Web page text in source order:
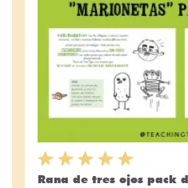
Rana de tres ojos pack